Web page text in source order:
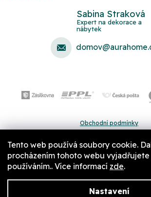
Tento web používá soubory cookie.
procházením tohoto webu vyjadřujete
používáním.. Více informací zde.
Nastavení
Sabina Straková
domov@
Obchodní podmínky
Pravidla a nastavení cookies